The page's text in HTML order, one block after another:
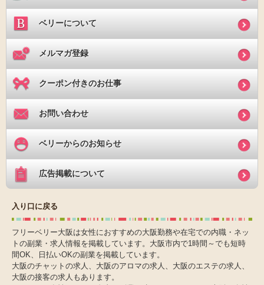
ベリーについて
メルマガ登録
クーポン付きのお仕事
お問い合わせ
ベリーからのお知らせ
広告掲載について
入り口に戻る
フリーベリー大阪は女性におすすめの大阪勤務や在宅での内職・ネッ
トの副業・求人情報を掲載しています。大阪市内で1時間～でも短時
間OK、日払いOKの副業を掲載しています。
大阪のチャットの求人、大阪のアロマの求人、大阪のエステの求人、
大阪の接客の求人もあります。